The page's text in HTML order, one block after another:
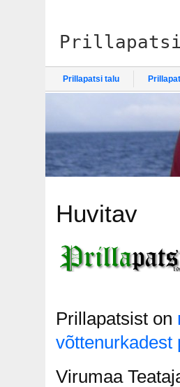
Prillapatsi
Prillapatsi talu
Huvitav
Prillapatsist on
võttenurkadest
Virumaa